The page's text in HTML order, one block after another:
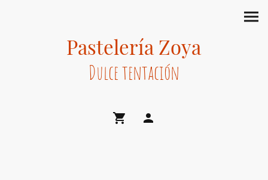
Pastelería Zoya
Dulce tentación